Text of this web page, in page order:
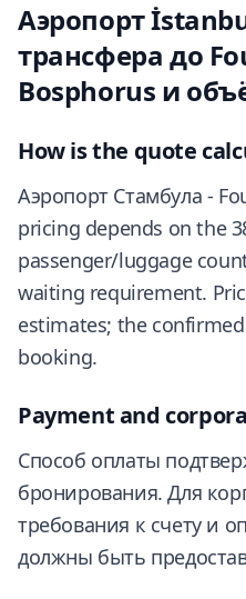
Аэропорт
трансфера до
Bosphorus и
How is the quote
Аэропорт Стамбула -
pricing depends on the
passenger/luggage
waiting requirement.
estimates; the
booking.
Payment and
Способ оплаты
бронирования. Для
требования к счету и
должны быть